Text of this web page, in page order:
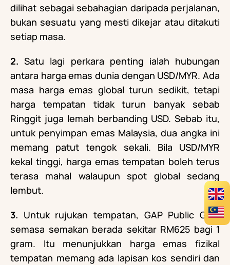
dilihat sebagai sebahagian daripada perjalanan,
bukan sesuatu yang mesti dikejar atau ditakuti
setiap masa.
2. Satu lagi perkara penting ialah hubungan
antara harga emas dunia dengan USD/MYR. Ada
masa harga emas global turun sedikit, tetapi
harga tempatan tidak turun banyak sebab
Ringgit juga lemah berbanding USD. Sebab itu,
untuk penyimpan emas Malaysia, dua angka ini
memang patut tengok sekali. Bila USD/MYR
kekal tinggi, harga emas tempatan boleh terus
terasa mahal walaupun spot global sedang
lembut.
3. Untuk rujukan tempatan, GAP Public Gold
semasa semakan berada sekitar RM625 bagi 1
gram. Itu menunjukkan harga emas fizikal
tempatan memang ada lapisan kos sendiri dan